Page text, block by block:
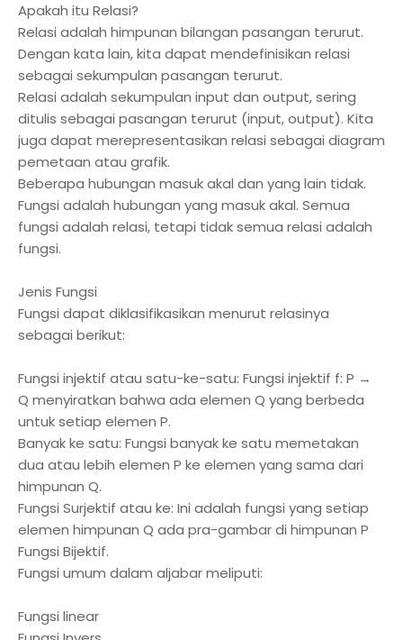
Apakah itu Relasi?
Relasi adalah himpunan bilangan pasangan terurut.
Dengan kata lain, kita dapat mendefinisikan relasi
sebagai sekumpulan pasangan terurut.
Relasi adalah sekumpulan input dan output, sering
ditulis sebagai pasangan terurut (input, output). Kita
juga dapat merepresentasikan relasi sebagai diagram
pemetaan atau grafik.
Beberapa hubungan masuk akal dan yang lain tidak.
Fungsi adalah hubungan yang masuk akal. Semua
fungsi adalah relasi, tetapi tidak semua relasi adalah
fungsi.
Jenis Fungsi
Fungsi dapat diklasifikasikan menurut relasinya
sebagai berikut:
Fungsi injektif atau satu-ke-satu: Fungsi injektif f: P →
Q menyiratkan bahwa ada elemen Q yang berbeda
untuk setiap elemen P.
Banyak ke satu: Fungsi banyak ke satu memetakan
dua atau lebih elemen P ke elemen yang sama dari
himpunan Q.
Fungsi Surjektif atau ke: Ini adalah fungsi yang setiap
elemen himpunan Q ada pra-gambar di himpunan P
Fungsi Bijektif.
Fungsi umum dalam aljabar meliputi:
Fungsi linear